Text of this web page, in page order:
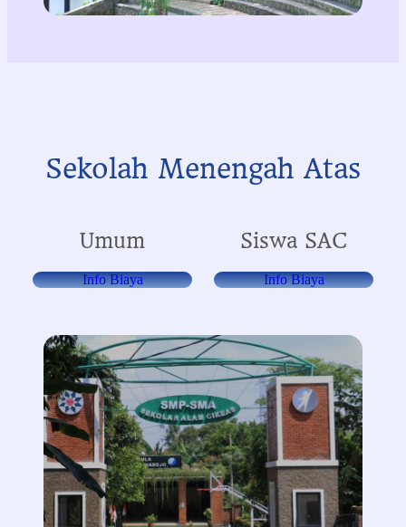
Sekolah Menengah Atas
Umum
Info Biaya
Siswa SAC
Info Biaya